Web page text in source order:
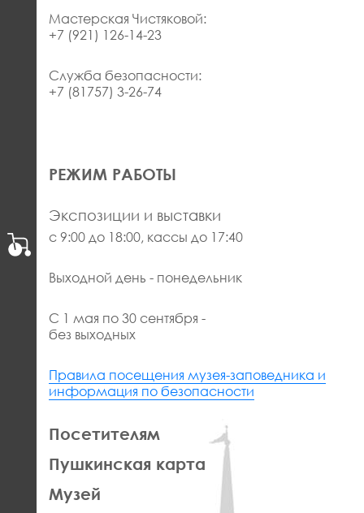
Мастерская Чистяковой:
+7 (921) 126-14-23
Служба безопасности:
+7 (81757) 3-26-74
РЕЖИМ РАБОТЫ
Экспозиции и выставки
с 9:00 до 18:00, кассы до 17:40
Выходной день - понедельник
С 1 мая по 30 сентября -
без выходных
Правила посещения музея-заповедника и
информация по безопасности
ЛЕВАЯ
ФУТЕР
Посетителям
Пушкинская карта
Музей